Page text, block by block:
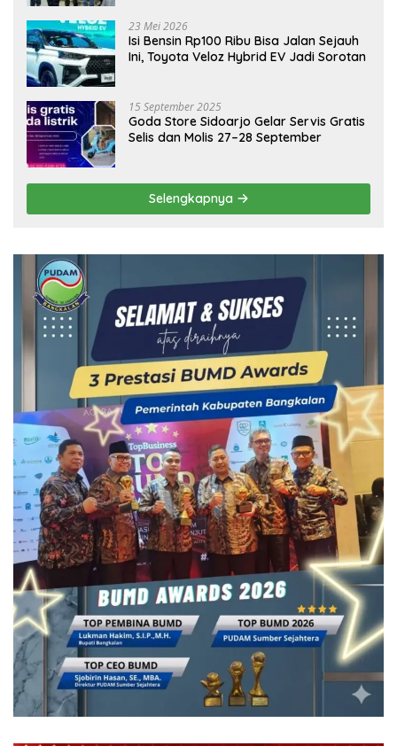
23 Mei 2026
Isi Bensin Rp100 Ribu Bisa Jalan Sejauh
Ini, Toyota Veloz Hybrid EV Jadi Sorotan
15 September 2025
Goda Store Sidoarjo Gelar Servis Gratis
Selis dan Molis 27–28 September
Selengkapnya